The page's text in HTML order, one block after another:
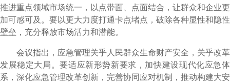
推进重点领域市场统一，以点带面、点面结合，让群众和企业更
加可感可及。要以更大力度打通卡点堵点，破除各种显性和隐性
壁垒，充分释放市场活力和潜能。
会议指出，应急管理关乎人民群众生命财产安全，关乎改革
发展稳定大局。要适应新形势新要求，加快建设现代化应急体
系，深化应急管理改革创新，完善协同应对机制，推动构建大安